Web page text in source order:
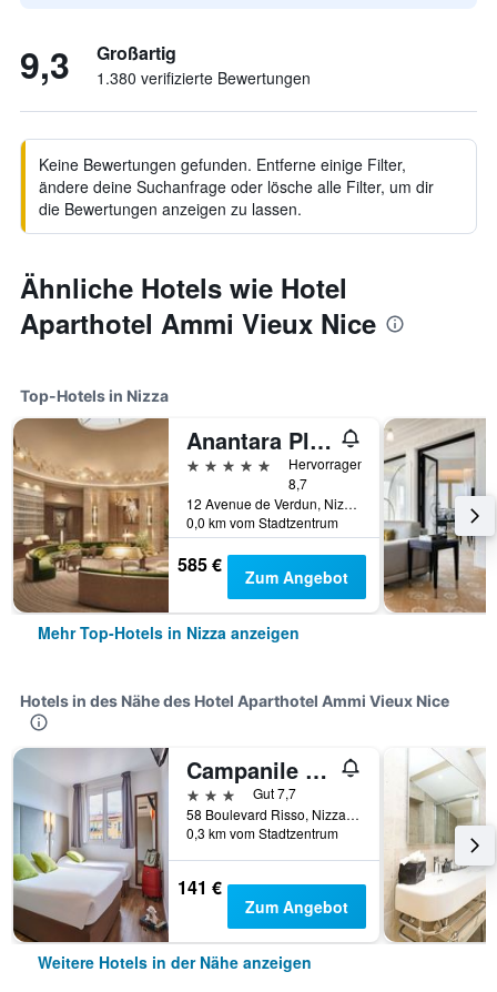
9,3 Großartig
1.380 verifizierte Bewertungen
Keine Bewertungen gefunden. Entferne einige Filter,
ändere deine Suchanfrage oder lösche alle Filter, um dir
die Bewertungen anzeigen zu lassen.
Ähnliche Hotels wie Hotel
Aparthotel Ammi Vieux Nice
Top-Hotels in Nizza
Anantara Plaza Nice Hotel
5 Sterne
Hervorragend
8,7
12 Avenue de Verdun, Nizza, Frankreich
0,0 km vom Stadtzentrum
585 € Zum Angebot
Mehr Top-Hotels in Nizza anzeigen
Hotels in des Nähe des Hotel Aparthotel Ammi Vieux Nice
Campanile Hotel Nice Centre Acropolis
3 Sterne
Gut 7,7
58 Boulevard Risso, Nizza, Frankreich
0,3 km vom Stadtzentrum
141 €
Zum Angebot
Weitere Hotels in der Nähe anzeigen